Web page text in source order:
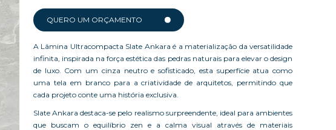
QUERO UM ORÇAMENTO
A Lâmina Ultracompacta Slate Ankara é a materialização da versatilidade
infinita, inspirada na força estética das pedras naturais para elevar o design
de luxo. Com um cinza neutro e sofisticado, esta superfície atua como
uma tela em branco para a criatividade de arquitetos, permitindo que
cada projeto conte uma história exclusiva.
Slate Ankara destaca-se pelo realismo surpreendente, ideal para ambientes
que buscam o equilíbrio zen e a calma visual através de materiais